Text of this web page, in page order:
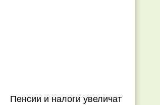
Пенсии и налоги увеличат